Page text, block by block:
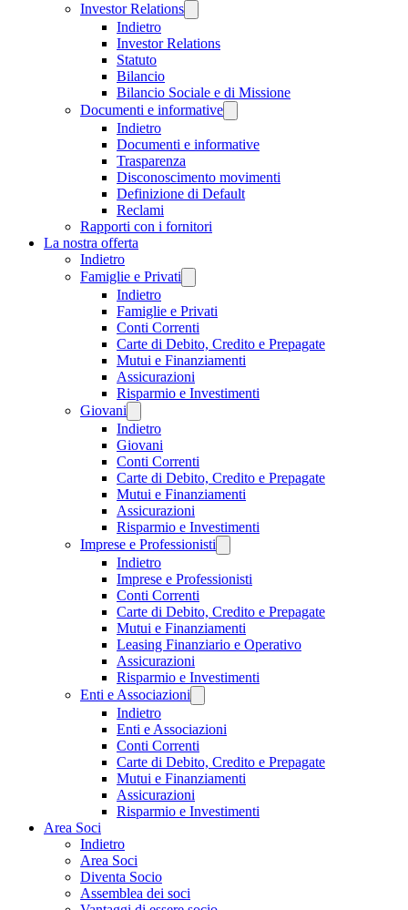
Investor Relations
Indietro
Investor Relations
Statuto
Bilancio
Bilancio Sociale e di Missione
Documenti e informative
Indietro
Documenti e informative
Trasparenza
Disconoscimento movimenti
Definizione di Default
Reclami
Rapporti con i fornitori
La nostra offerta
Indietro
Famiglie e Privati
Indietro
Famiglie e Privati
Conti Correnti
Carte di Debito, Credito e Prepagate
Mutui e Finanziamenti
Assicurazioni
Risparmio e Investimenti
Giovani
Indietro
Giovani
Conti Correnti
Carte di Debito, Credito e Prepagate
Mutui e Finanziamenti
Assicurazioni
Risparmio e Investimenti
Imprese e Professionisti
Indietro
Imprese e Professionisti
Conti Correnti
Carte di Debito, Credito e Prepagate
Mutui e Finanziamenti
Leasing Finanziario e Operativo
Assicurazioni
Risparmio e Investimenti
Enti e Associazioni
Indietro
Enti e Associazioni
Conti Correnti
Carte di Debito, Credito e Prepagate
Mutui e Finanziamenti
Assicurazioni
Risparmio e Investimenti
Area Soci
Indietro
Area Soci
Diventa Socio
Assemblea dei soci